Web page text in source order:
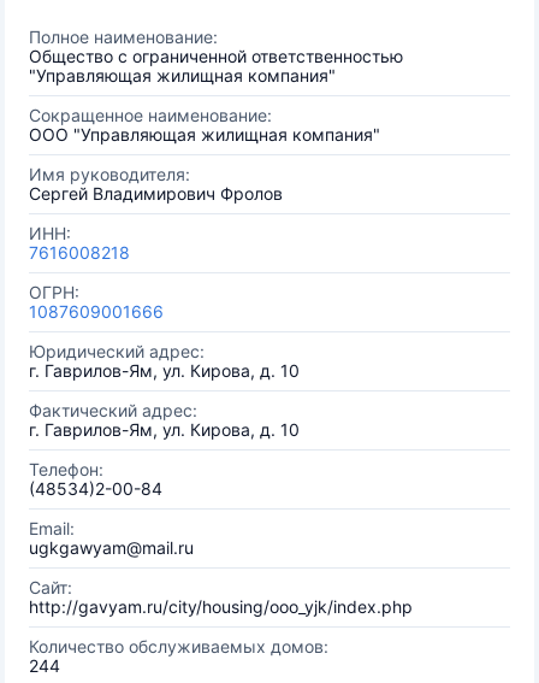
Полное наименование:
Общество с ограниченной ответственностью
"Управляющая жилищная компания"
Сокращенное наименование:
ООО "Управляющая жилищная компания"
Имя руководителя:
Сергей Владимирович Фролов
ИНН:
7616008218
ОГРН:
1087609001666
Юридический адрес:
г. Гаврилов-Ям, ул. Кирова, д. 10
Фактический адрес:
г. Гаврилов-Ям, ул. Кирова, д. 10
Телефон:
(48534)2-00-84
Email:
ugkgawyam@mail.ru
Сайт:
http://gavyam.ru/city/housing/ooo_yjk/index.php
Количество обслуживаемых домов:
244